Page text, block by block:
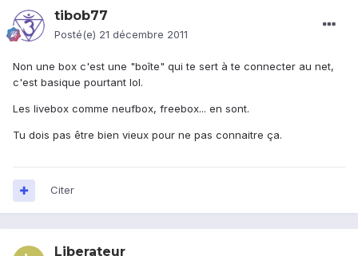
tibob77
Posté(e) 21 décembre 2011
Non une box c'est une "boîte" qui te sert à te connecter au net,
c'est basique pourtant lol.
Les livebox comme neufbox, freebox... en sont.
Tu dois pas être bien vieux pour ne pas connaitre ça.
Citer
Liberateur